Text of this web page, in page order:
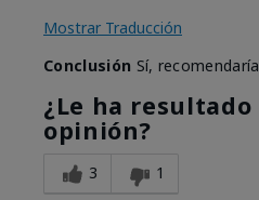
Mostrar Traducción
Conclusión Sí,
¿Le ha
opinión?
3 1